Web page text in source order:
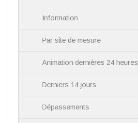
Information
Par site de mesure
Animation dernières 24 heures
Derniers 14 jours
Dépassements